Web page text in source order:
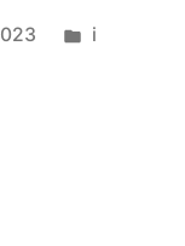
i